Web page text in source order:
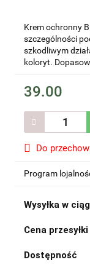
Krem ochronny
szczególności
szkodliwym
koloryt.
39.00
Do
Program
Wysyłka w
Cena przesyłki
Dostępność